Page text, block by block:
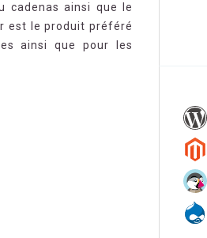
cadenas ainsi que le
est le produit préféré
ainsi que pour les